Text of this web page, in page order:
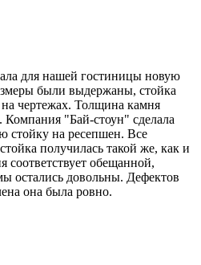
для нашей гостиницы новую
были выдержаны, стойка
чертежах. Толщина камня
Компания "Бай-стоун" сделала
стойку на ресепшен. Все
получилась такой же, как и
соответствует обещанной,
остались довольны. Дефектов
она была ровно.